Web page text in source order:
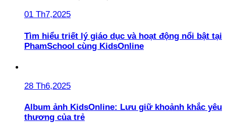
01 Th7,2025
Tìm hiểu triết lý giáo dục và hoạt động nổi bật tại
PhamSchool cùng KidsOnline
28 Th6,2025
Album ảnh KidsOnline: Lưu giữ khoảnh khắc yêu
thương của trẻ